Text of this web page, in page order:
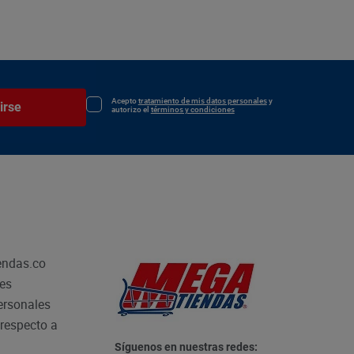
Aceptotratamiento de mis datos personalesy
autorizo el términos y condiciones
a
Síguenos en nuestras redes: